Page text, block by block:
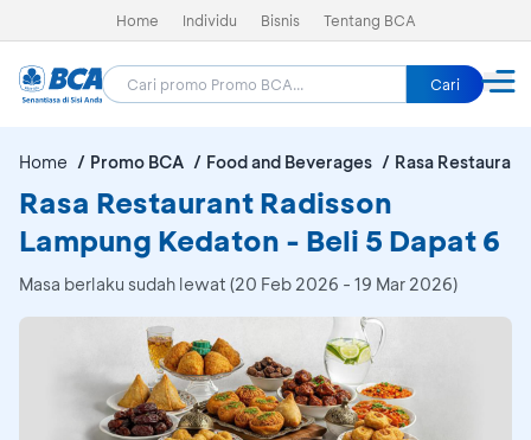
Home Individu Bisnis Tentang BCA
Cari
Home Promo BCA Food and Beverages Rasa
Rasa Restaurant Radisson
Lampung Kedaton - Beli 5 Dapat 6
Masa berlaku sudah lewat (20 Feb 2026 - 19 Mar 2026)